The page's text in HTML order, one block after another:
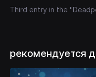
Third entry in the
рекомендуется